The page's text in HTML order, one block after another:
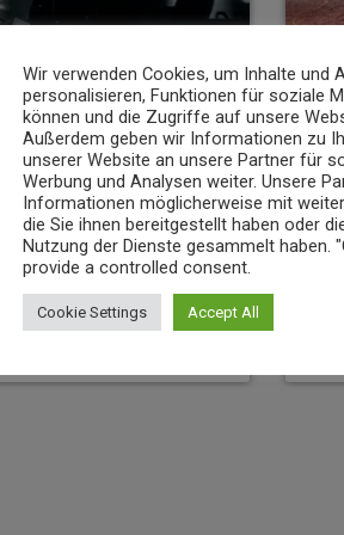
koveb erweitert
today 7.
Wir verwenden Cookies, um Inhalte und
personalisieren, Funktionen für soziale
können und die Zugriffe auf unsere
Außerdem geben wir Informationen zu
unserer Website an unsere Partner für
Werbung und Analysen weiter. Unsere
Informationen möglicherweise mit
die Sie ihnen bereitgestellt haben oder
Nutzung der Dienste gesammelt haben.
provide a controlled consent.
Cookie Settings Accept All